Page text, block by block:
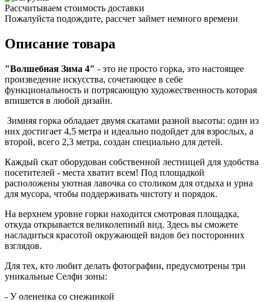
Рассчитываем стоимость доставки
Пожалуйста подождите, рассчет займет немного времени
Описание товара
"Волшебная Зима 4" - это не просто горка, это настоящее
произведение искусства, сочетающее в себе
функциональность и потрясающую художественность которая
впишется в любой дизайн.
Зимняя горка обладает двумя скатами разной высоты: один из
них достигает 4,5 метра и идеально подойдет для взрослых, а
второй, всего 2,3 метра, создан специально для детей.
Каждый скат оборудован собственной лестницей для удобства
посетителей - места хватит всем! Под площадкой
расположены уютная лавочка со столиком для отдыха и урна
для мусора, чтобы поддерживать чистоту и порядок.
На верхнем уровне горки находится смотровая площадка,
откуда открывается великолепный вид. Здесь вы сможете
насладиться красотой окружающей видов без посторонних
взглядов.
Для тех, кто любит делать фотографии, предусмотрены три
уникальные Селфи зоны:
- У олененка со снежинкой